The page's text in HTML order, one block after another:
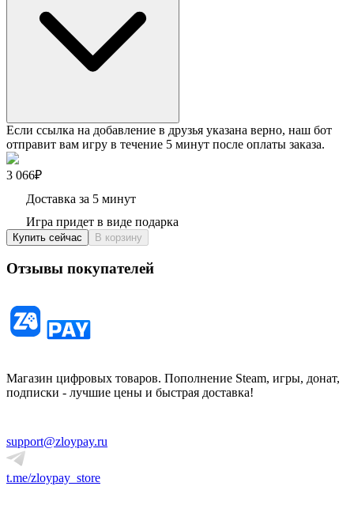
Если ссылка на добавление в друзья указана верно, наш бот
отправит вам игру в течение 5 минут после оплаты заказа.
3 066₽
Доставка за 5 минут
Игра придет в виде подарка
Купить сейчас В корзину
Отзывы покупателей
Магазин цифровых товаров. Пополнение Steam, игры, донат,
подписки - лучшие цены и быстрая доставка!
support@zloypay.ru
t.me/zloypay_store